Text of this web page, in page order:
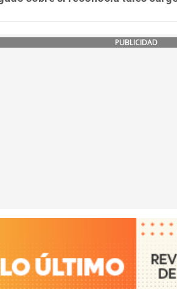
PUBLICIDAD